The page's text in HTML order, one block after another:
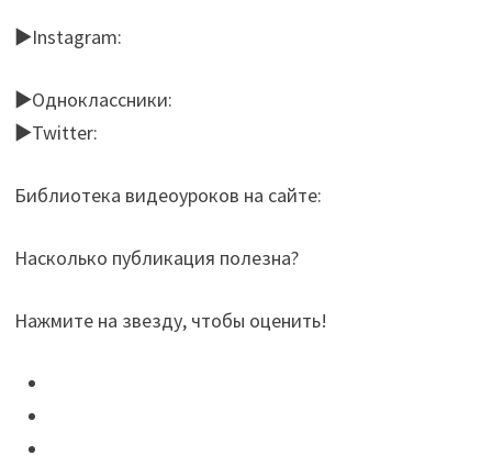
►Instagram:
►Одноклассники:
►Twitter:
Библиотека видеоуроков на сайте:
Насколько публикация полезна?
Нажмите на звезду, чтобы оценить!